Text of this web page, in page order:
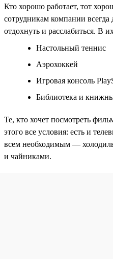
Кто хорошо работает, тот
сотрудникам компании всегда
отдохнуть и расслабиться. В
Настольный теннис
Аэрохоккей
Игровая консоль
Библиотека и
Те, кто хочет посмотреть
этого все условия: есть и
всем необходимым —
и чайниками.